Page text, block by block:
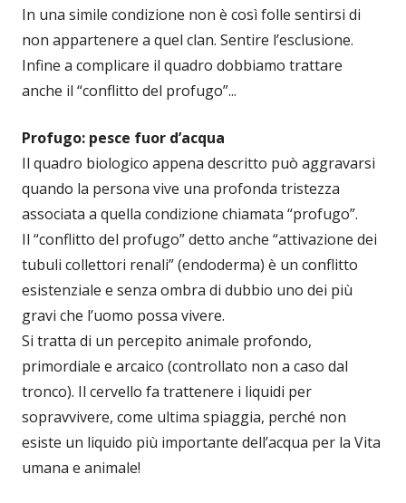
In una simile condizione non è così folle sentirsi di
non appartenere a quel clan. Sentire l’esclusione.
Infine a complicare il quadro dobbiamo trattare
anche il “conflitto del profugo”...
Profugo: pesce fuor d’acqua
Il quadro biologico appena descritto può aggravarsi
quando la persona vive una profonda tristezza
associata a quella condizione chiamata “profugo”.
Il “conflitto del profugo” detto anche “attivazione dei
tubuli collettori renali” (endoderma) è un conflitto
esistenziale e senza ombra di dubbio uno dei più
gravi che l’uomo possa vivere.
Si tratta di un percepito animale profondo,
primordiale e arcaico (controllato non a caso dal
tronco). Il cervello fa trattenere i liquidi per
sopravvivere, come ultima spiaggia, perché non
esiste un liquido più importante dell’acqua per la Vita
umana e animale!